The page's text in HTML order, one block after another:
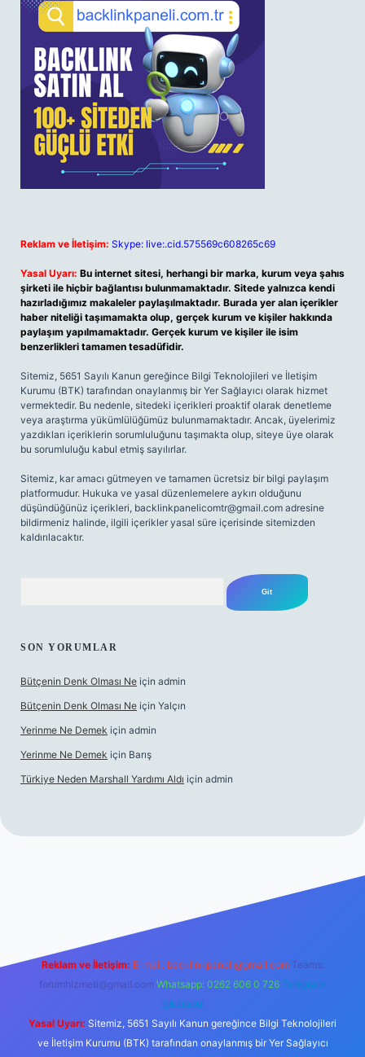
Reklam ve İletişim: Skype: live:.cid.575569c608265c69
Yasal Uyarı: Bu internet sitesi, herhangi bir marka, kurum veya şahıs
şirketi ile hiçbir bağlantısı bulunmamaktadır. Sitede yalnızca kendi
hazırladığımız makaleler paylaşılmaktadır. Burada yer alan içerikler
haber niteliği taşımamakta olup, gerçek kurum ve kişiler hakkında
paylaşım yapılmamaktadır. Gerçek kurum ve kişiler ile isim
benzerlikleri tamamen tesadüfidir.
Sitemiz, 5651 Sayılı Kanun gereğince Bilgi Teknolojileri ve İletişim
Kurumu (BTK) tarafından onaylanmış bir Yer Sağlayıcı olarak hizmet
vermektedir. Bu nedenle, sitedeki içerikleri proaktif olarak denetleme
veya araştırma yükümlülüğümüz bulunmamaktadır. Ancak, üyelerimiz
yazdıkları içeriklerin sorumluluğunu taşımakta olup, siteye üye olarak
bu sorumluluğu kabul etmiş sayılırlar.
Sitemiz, kar amacı gütmeyen ve tamamen ücretsiz bir bilgi paylaşım
platformudur. Hukuka ve yasal düzenlemelere aykırı olduğunu
düşündüğünüz içerikleri, backlinkpanelicomtr@gmail.com adresine
bildirmeniz halinde, ilgili içerikler yasal süre içerisinde sitemizden
kaldırılacaktır.
SON YORUMLAR
Bütçenin Denk Olması Ne için admin
Bütçenin Denk Olması Ne için Yalçın
Yerinme Ne Demek için admin
Yerinme Ne Demek için Barış
Türkiye Neden Marshall Yardımı Aldı için admin
hiltonbet yeni giriş
Reklam ve İletişim: E-mail: backlinkpaneli@gmail.com Teams:
forumhizmeti@gmail.com Whatsapp: 0262 606 0 726 Telegram:
@karabul
Yasal Uyarı: Sitemiz, 5651 Sayılı Kanun gereğince Bilgi Teknolojileri
ve İletişim Kurumu (BTK) tarafından onaylanmış bir Yer Sağlayıcı